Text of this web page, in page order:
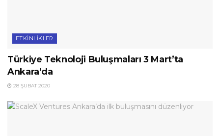
ETKINLIKLER
Türkiye Teknoloji Buluşmaları 3 Mart’ta
Ankara’da
28 ŞUBAT 2020